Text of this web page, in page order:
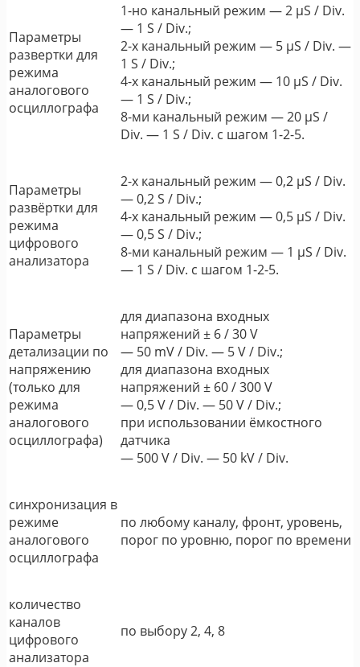
Параметры
развертки для
режима
аналогового
осциллографа
1-но канальный режим ― 2 μS / Div.
― 1 S / Div.;
2-х канальный режим ― 5 μS / Div. ―
1 S / Div.;
4-х канальный режим ― 10 μS / Div.
― 1 S / Div.;
8-ми канальный режим ― 20 μS /
Div. ― 1 S / Div. с шагом 1-2-5.
Параметры
развёртки для
режима
цифрового
анализатора
2-х канальный режим ― 0,2 μS / Div.
― 0,2 S / Div.;
4-х канальный режим ― 0,5 μS / Div.
― 0,5 S / Div.;
8-ми канальный режим ― 1 μS / Div.
― 1 S / Div. с шагом 1-2-5.
Параметры
детализации по
напряжению
(только для
режима
аналогового
осциллографа)
для диапазона входных
напряжений ± 6 / 30 V
― 50 mV / Div. ― 5 V / Div.;
для диапазона входных
напряжений ± 60 / 300 V
― 0,5 V / Div. ― 50 V / Div.;
при использовании ёмкостного
датчика
― 500 V / Div. ― 50 kV / Div.
синхронизация в
режиме
аналогового
осциллографа
по любому каналу, фронт, уровень,
порог по уровню, порог по времени
количество
каналов
цифрового
анализатора
по выбору 2, 4, 8